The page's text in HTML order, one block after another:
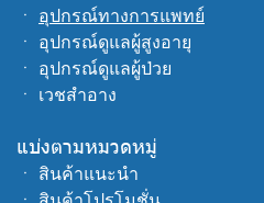
ㆍ อุปกรณ์ทางการแพทย์
ㆍ อุปกรณ์ดูแลผู้สูงอายุ
ㆍ อุปกรณ์ดูแลผู้ป่วย
ㆍ
เวชสำอาง
แบ่งตามหมวดหมู่
ㆍ สินค้าแนะนำ